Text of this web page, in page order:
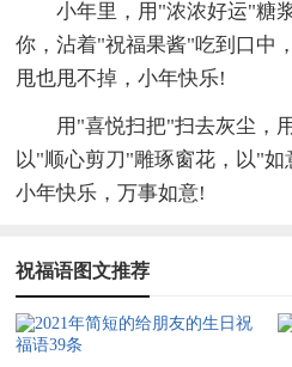
小年里，用"浓浓好运"糖
你，沾着"祝福果酱"吃到口中
甩也甩不掉，小年快乐!
用"喜悦扫把"扫去灰尘，
以"顺心剪刀"雕琢窗花，以"
小年快乐，万事如意!
祝福语图文推荐